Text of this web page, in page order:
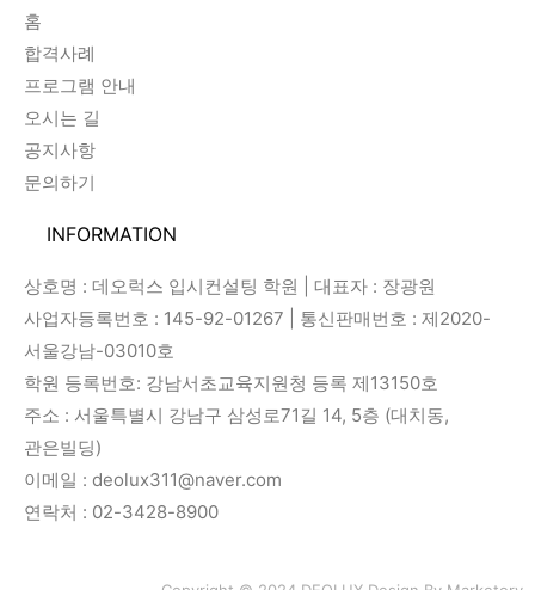
홈
합격사례
프로그램 안내
오시는 길
공지사항
문의하기
INFORMATION
상호명 : 데오럭스 입시컨설팅 학원 | 대표자 : 장광원
사업자등록번호 : 145-92-01267 | 통신판매번호 : 제2020-
서울강남-03010호
학원 등록번호: 강남서초교육지원청 등록 제13150호
주소 : 서울특별시 강남구 삼성로71길 14, 5층 (대치동,
관은빌딩)
이메일 : deolux311@naver.com
연락처 : 02-3428-8900